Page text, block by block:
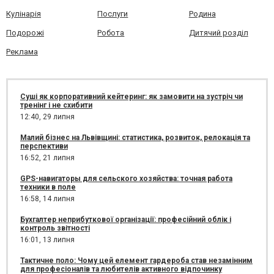
Кулінарія Послуги Родина
Подорожі Робота Дитячий розділ
Реклама
Суші як корпоративний кейтеринг: як замовити на зустріч чи
тренінг і не схибити
12:40, 29 липня
Малий бізнес на Львівщині: статистика, розвиток, релокація та
перспективи
16:52, 21 липня
GPS-навигаторы для сельского хозяйства: точная работа
техники в поле
16:58, 14 липня
Бухгалтер неприбуткової організації: професійний облік і
контроль звітності
16:01, 13 липня
Тактичне поло: Чому цей елемент гардероба став незамінним
для професіоналів та любителів активного відпочинку